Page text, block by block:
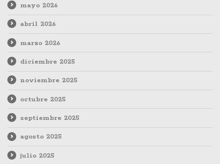
mayo 2026
abril 2026
marzo 2026
diciembre 2025
noviembre 2025
octubre 2025
septiembre 2025
agosto 2025
julio 2025